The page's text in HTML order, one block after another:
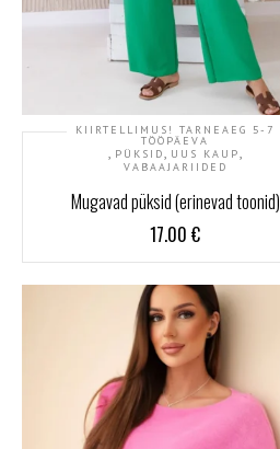
KIIRTELLIMUS! TARNEAEG 5-7
TÖÖPÄEVA
, PÜKSID, UUS KAUP,
VABAAJARIIDED
Mugavad püksid (erinevad toonid)
17.00 €